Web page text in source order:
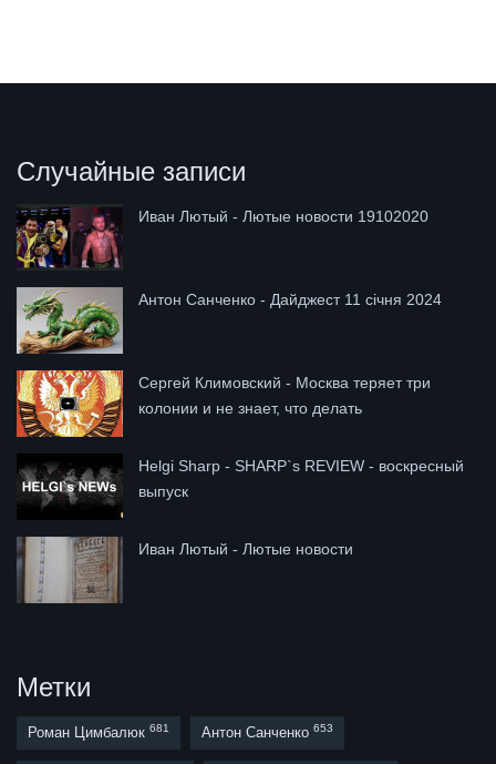
Случайные записи
Иван Лютый - Лютые новости 19102020
Антон Санченко - Дайджест 11 січня 2024
Сергей Климовский - Москва теряет три
колонии и не знает, что делать
Helgi Sharp - SHARP`s REVIEW - воскресный
выпуск
Иван Лютый - Лютые новости
Метки
Роман Цимбалюк 681 Антон Санченко 653